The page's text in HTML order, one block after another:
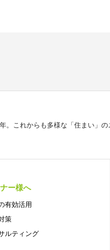
。これからも多様な「住まい」の
ー様へ
有効活用
策
ルティング